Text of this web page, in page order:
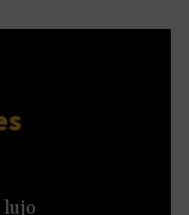
lujo